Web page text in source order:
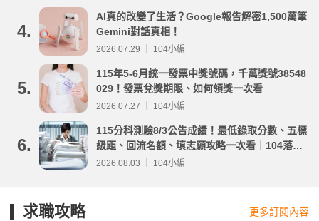
4.
AI真的改變了生活？Google報告解密1,500萬筆
Gemini對話真相！
2026.07.29 ｜ 104小編
5.
115年5-6月統一發票中獎號碼，千萬獎號38548
029！發票兌獎期限、如何領獎一次看
2026.07.27 ｜ 104小編
6.
115分科測驗8/3公告成績！最低錄取分數、五標
級距、回流名額、填志願攻略一次看｜104落點
分析
2026.08.03 ｜ 104小編
求職攻略 更多訂閱內容